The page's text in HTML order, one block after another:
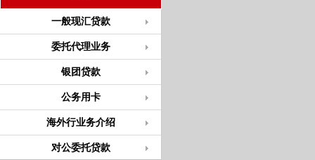
一般现汇贷款
委托代理业务
银团贷款
公务用卡
海外行业务介绍
对公委托贷款